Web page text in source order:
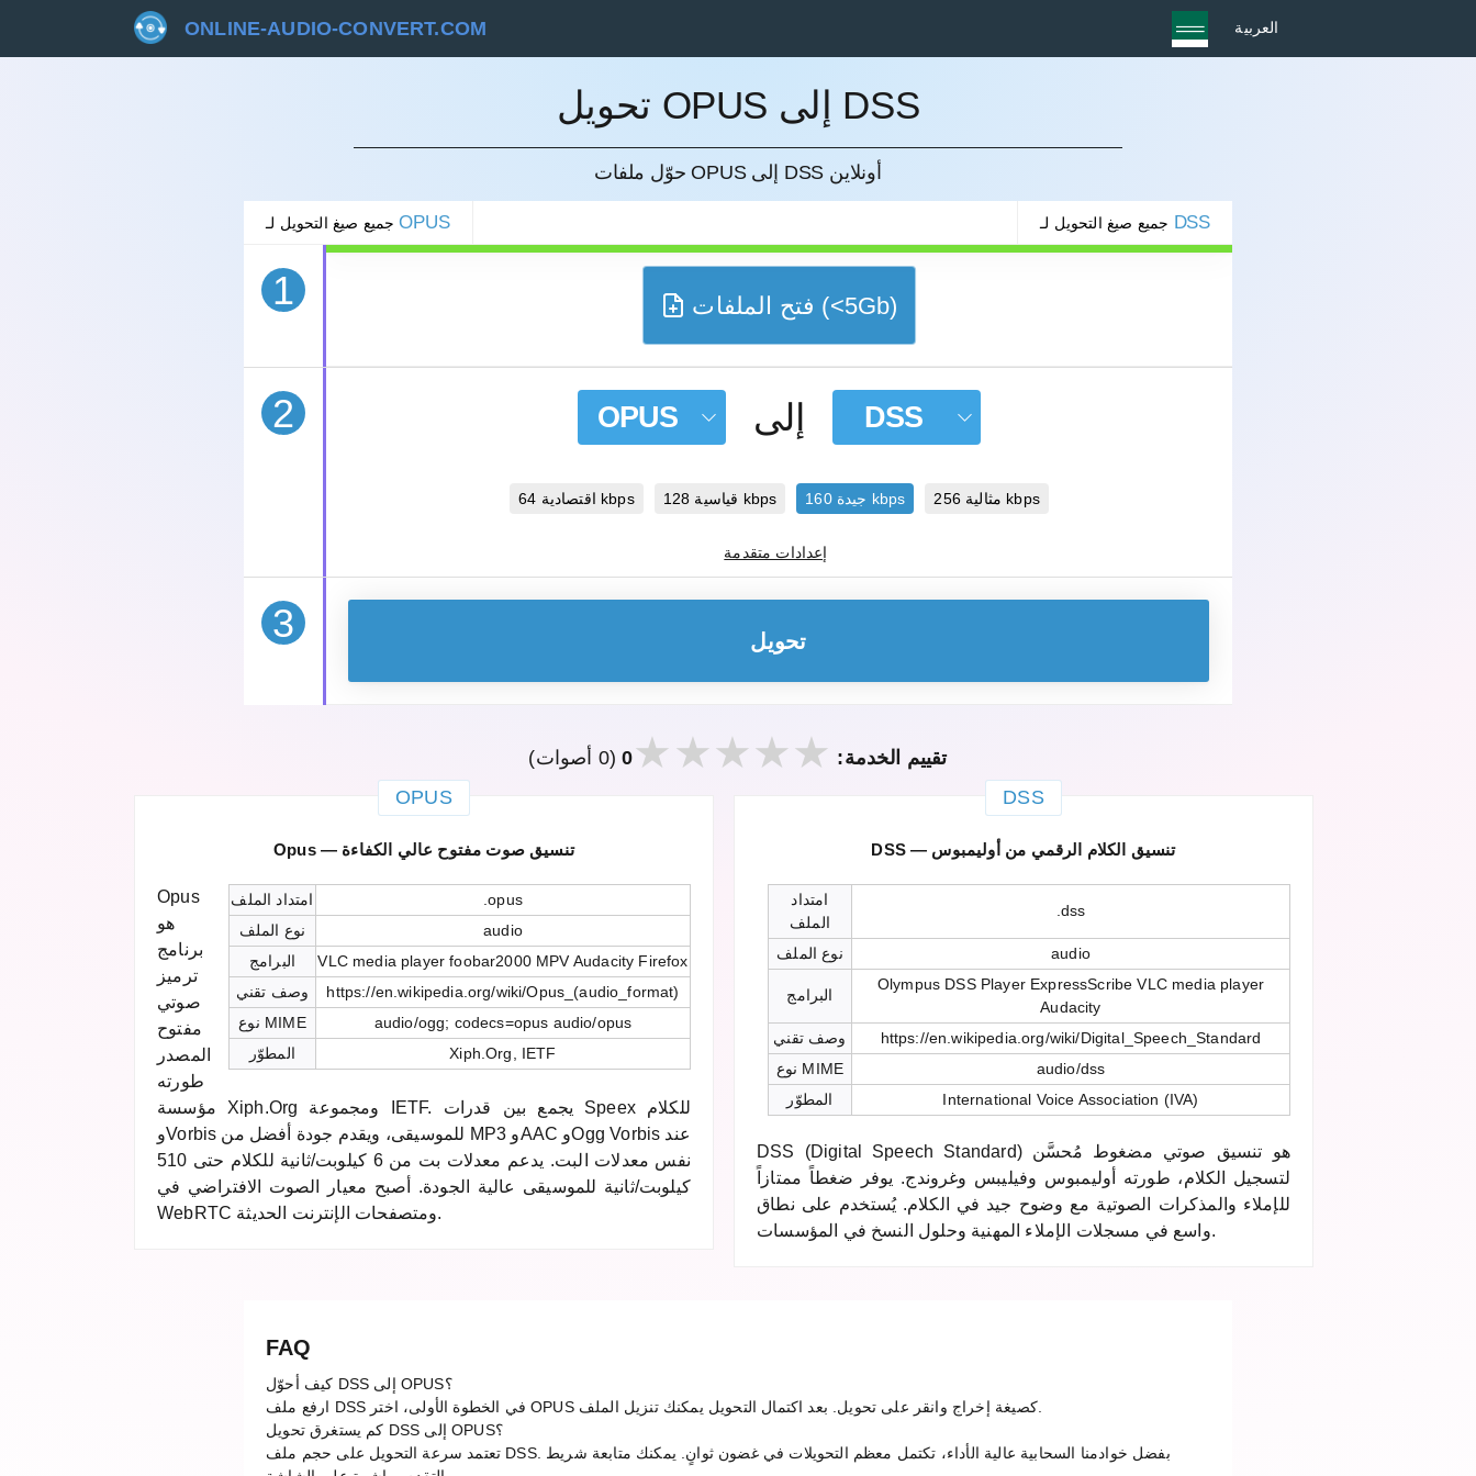
ONLINE-AUDIO-CONVERT.COM العربية
تحويل OPUS إلى DSS
حوّل ملفات OPUS إلى DSS أونلاين
جميع صيغ التحويل لـOPUS DSS
1
إلغاء
فتح الملفات (<5Gb)
2 OPUS إلى DSS
اقتصادية 64 kbps قياسية 128 kbps جيدة 160 kbps مثالية 256 kbps
إعدادات متقدمة
3 تحويل
تقييم الخدمة: 0(0 أصوات)
OPUS
Opus — تنسيق صوت مفتوح عالي الكفاءة
امتداد الملف
.opus
نوع الملف
audio
البرامج
VLC media player foobar2000 MPV Audacity Firefox
وصف تقني
https://en.wikipedia.org/wiki/Opus_(audio_format)
نوع MIME
audio/ogg; codecs=opus audio/opus
المطوّر
Xiph.Org, IETF
Opus
هو
برنامج
ترميز
صوتي
مفتوح
المصدر
طورته
مؤسسة Xiph.Org ومجموعة IETF. يجمع بين قدرات Speex للكلام
وVorbis للموسيقى، ويقدم جودة أفضل من MP3 وAAC وOgg Vorbis عند
نفس معدلات البت. يدعم معدلات بت من 6 كيلوبت/ثانية للكلام حتى 510
كيلوبت/ثانية للموسيقى عالية الجودة. أصبح معيار الصوت الافتراضي في
WebRTC ومتصفحات الإنترنت الحديثة.
DSS
DSS — تنسيق الكلام الرقمي من أوليمبوس
امتداد
الملف
.dss
نوع الملف audio
البرامج
Olympus DSS Player ExpressScribe VLC media player
Audacity
وصف تقني
https://en.wikipedia.org/wiki/Digital_Speech_Standard
نوع MIME
audio/dss
المطوّر
International Voice Association (IVA)
DSS (Digital Speech Standard) هو تنسيق صوتي مضغوط مُحسَّن
لتسجيل الكلام، طورته أوليمبوس وفيليبس وغروندج. يوفر ضغطاً ممتازاً
للإملاء والمذكرات الصوتية مع وضوح جيد في الكلام. يُستخدم على نطاق
واسع في مسجلات الإملاء المهنية وحلول النسخ في المؤسسات.
FAQ
كيف أحوّل DSS إلى OPUS؟
ارفع ملف DSS في الخطوة الأولى، اختر OPUS كصيغة إخراج وانقر على تحويل. بعد اكتمال التحويل يمكنك تنزيل الملف.
كم يستغرق تحويل DSS إلى OPUS؟
تعتمد سرعة التحويل على حجم ملف DSS. بفضل خوادمنا السحابية عالية الأداء، تكتمل معظم التحويلات في غضون ثوانٍ. يمكنك متابعة شريط